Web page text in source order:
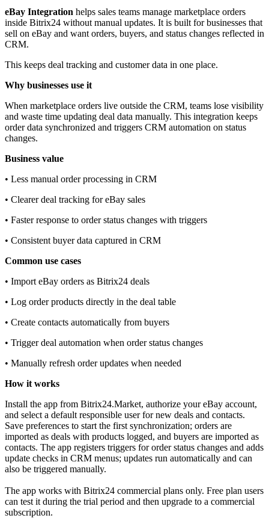
eBay Integration helps sales teams manage marketplace orders
inside Bitrix24 without manual updates. It is built for businesses that
sell on eBay and want orders, buyers, and status changes reflected in
CRM.
This keeps deal tracking and customer data in one place.
Why businesses use it
When marketplace orders live outside the CRM, teams lose visibility
and waste time updating deal data manually. This integration keeps
order data synchronized and triggers CRM automation on status
changes.
Business value
• Less manual order processing in CRM
• Clearer deal tracking for eBay sales
• Faster response to order status changes with triggers
• Consistent buyer data captured in CRM
Common use cases
• Import eBay orders as Bitrix24 deals
• Log order products directly in the deal table
• Create contacts automatically from buyers
• Trigger deal automation when order status changes
• Manually refresh order updates when needed
How it works
Install the app from Bitrix24.Market, authorize your eBay account,
and select a default responsible user for new deals and contacts.
Save preferences to start the first synchronization; orders are
imported as deals with products logged, and buyers are imported as
contacts. The app registers triggers for order status changes and adds
update checks in CRM menus; updates run automatically and can
also be triggered manually.
The app works with Bitrix24 commercial plans only. Free plan users
can test it during the trial period and then upgrade to a commercial
subscription.